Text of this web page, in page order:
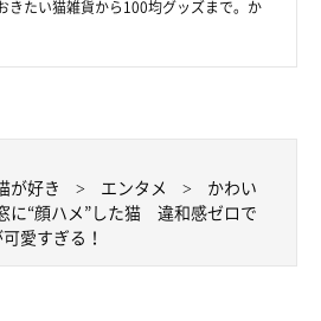
きたい猫雑貨から100均グッズまで。か
が好き エンタメ
かわい
に“顔ハメ”した猫 違和感ゼロで
愛すぎる！